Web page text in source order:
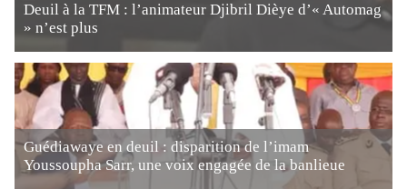
Deuil à la TFM : l’animateur Djibril Dièye d’« Automag
» n’est plus
Guédiawaye en deuil : disparition de l’imam
Youssoupha Sarr, une voix engagée de la banlieue